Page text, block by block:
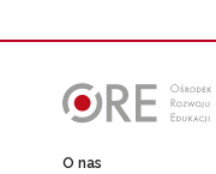
O nas